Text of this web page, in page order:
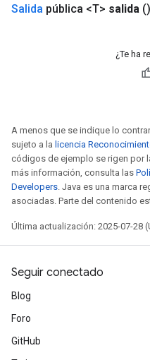
Salida pública <T> salida ()
¿Te ha
A menos que se indique lo
sujeto a la licencia
códigos de ejemplo se rigen por
más información, consulta las
Developers. Java es una marca
asociadas. Parte del contenido
Última actualización: 2025-07-28
Seguir conectado
Blog
Foro
GitHub